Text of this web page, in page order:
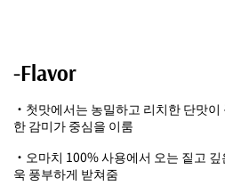
-Flavor
・첫맛에서는 농밀하고 리치한 단맛
한 감미가 중심을 이룸
・오마치 100% 사용에서 오는 짙고
욱 풍부하게 받쳐줌